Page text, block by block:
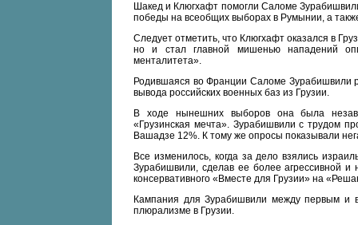
Шакед и Клюгхафт помогли Саломе
победы на всеобщих выборах в Румынии, а
Следует отметить, что Клюгхафт оказался в
но и стал главной мишенью нападений
менталитета».
Родившаяся во Франции Саломе Зурабишвили
вывода российских военных баз из Грузии.
В ходе нынешних выборов она была
«Грузинская мечта». Зурабишвили с трудом
Вашадзе 12%. К тому же опросы показывали
Все изменилось, когда за дело взялись
Зурабишвили, сделав ее более агрессивной
консервативного «Вместе для Грузии» на
Кампания для Зурабишвили между первым и
плюрализме в Грузии.